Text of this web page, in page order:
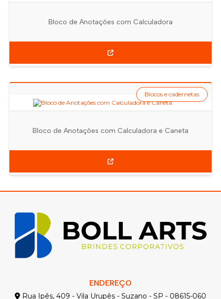
Bloco de Anotações com Calculadora
Bloco de Anotações com Calculadora e Caneta
Blocos e cadernetas
ENDEREÇO
Rua Ipês, 409 - Vila Urupês - Suzano - SP - 08615-060